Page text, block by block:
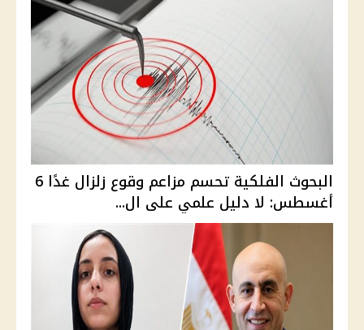
البحوث الفلكية تحسم مزاعم وقوع زلزال غدًا 6
أغسطس: لا دليل علمي على ال...